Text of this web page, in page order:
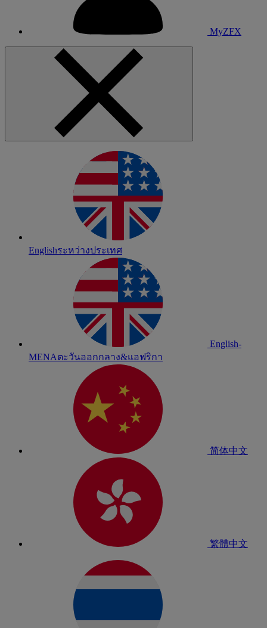
MyZFX
Englishระหว่างประเทศ
English-
MENAตะวันออกกลาง&แอฟริกา
简体中文
繁體中文